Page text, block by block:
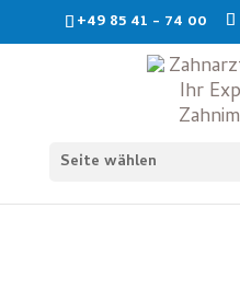
+49 85 41 - 74 00
Seite wählen